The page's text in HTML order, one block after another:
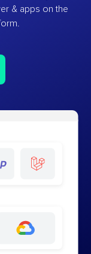
& apps on the